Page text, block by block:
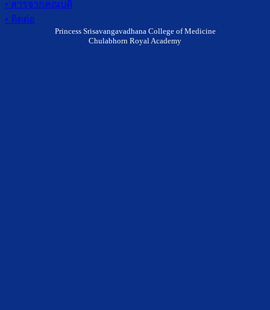
• สารจากคณบดี
• ติดต่อ
Princess Srisavangavadhana College of Medicine
Chulabhorn Royal Academy